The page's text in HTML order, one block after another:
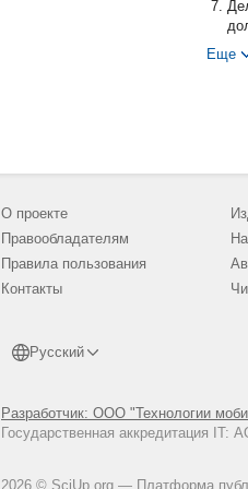
Еще
О проекте
Правообладателям
Правила пользования
Контакты
Русский
Разработчик: ООО "Технологии
Государственная аккредитация
2026 © SciUp.org — Платформа